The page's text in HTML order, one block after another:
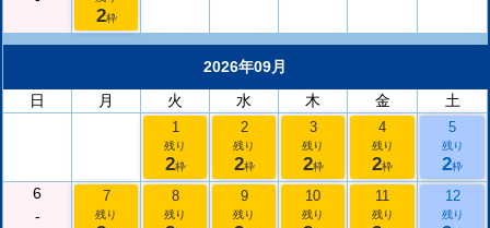
2枠
2026年09月
日
月 火 水 木 金 土
1
残り
2枠
2
残り
2枠
3
残り
2枠
4
残り
2枠
5
残り
2枠
6
-
7
残り
8
残り
9
残り
10
残り
11
残り
12
残り